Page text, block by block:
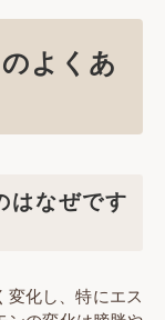
よくあ
はなぜです
化し、特にエス